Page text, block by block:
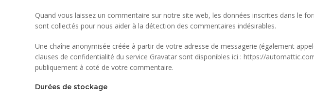
Quand vous laissez un commentaire sur notre site web, les données inscrites dans le
sont collectés pour nous aider à la détection des commentaires indésirables.
Une chaîne anonymisée créée à partir de votre adresse de messagerie (également
clauses de confidentialité du service Gravatar sont disponibles ici : https://
publiquement à coté de votre commentaire.
Durées de stockage